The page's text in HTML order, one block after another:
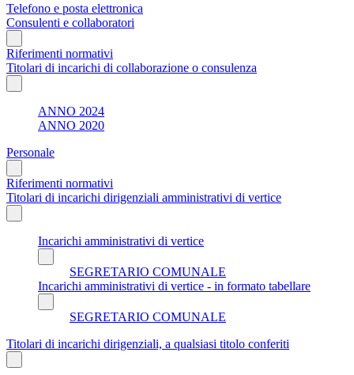
Telefono e posta elettronica
Consulenti e collaboratori
Riferimenti normativi
Titolari di incarichi di collaborazione o consulenza
ANNO 2024
ANNO 2020
Personale
Riferimenti normativi
Titolari di incarichi dirigenziali amministrativi di vertice
Incarichi amministrativi di vertice
SEGRETARIO COMUNALE
Incarichi amministrativi di vertice - in formato tabellare
SEGRETARIO COMUNALE
Titolari di incarichi dirigenziali, a qualsiasi titolo conferiti